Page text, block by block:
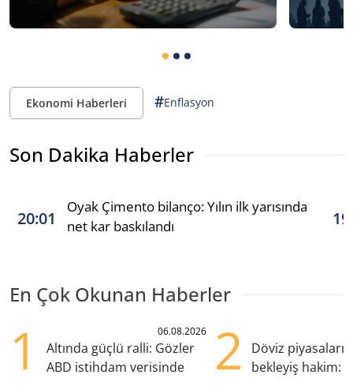
Ekonomi Haberleri #Enflasyon
Son Dakika Haberler
20:01
Oyak Çimento bilanço: Yılın ilk yarısında
net kar baskılandı
En Çok Okunan Haberler
1 06.08.2026
Altında güçlü ralli: Gözler
ABD istihdam verisinde
2
Döviz
bekleyiş hakim: